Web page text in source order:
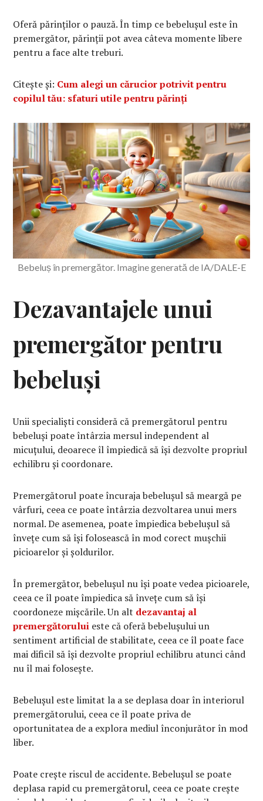
Oferă părinților o pauză. În timp ce bebelușul este în
premergător, părinții pot avea câteva momente libere
pentru a face alte treburi.
Citește și: Cum alegi un cărucior potrivit pentru
copilul tău: sfaturi utile pentru părinți
Bebeluș în premergător. Imagine generată de IA/DALE-E
Dezavantajele unui
premergător pentru
bebeluși
Unii specialiști consideră că premergătorul pentru
bebeluși poate întârzia mersul independent al
micuțului, deoarece îl împiedică să își dezvolte propriul
echilibru și coordonare.
Premergătorul poate încuraja bebelușul să meargă pe
vârfuri, ceea ce poate întârzia dezvoltarea unui mers
normal. De asemenea, poate împiedica bebelușul să
învețe cum să își folosească în mod corect mușchii
picioarelor și șoldurilor.
În premergător, bebelușul nu își poate vedea picioarele,
ceea ce îl poate împiedica să învețe cum să își
coordoneze mișcările. Un alt dezavantaj al
premergătorului este că oferă bebelușului un
sentiment artificial de stabilitate, ceea ce îl poate face
mai dificil să își dezvolte propriul echilibru atunci când
nu îl mai folosește.
Bebelușul este limitat la a se deplasa doar în interiorul
premergătorului, ceea ce îl poate priva de
oportunitatea de a explora mediul înconjurător în mod
liber.
Poate crește riscul de accidente. Bebelușul se poate
deplasa rapid cu premergătorul, ceea ce poate crește